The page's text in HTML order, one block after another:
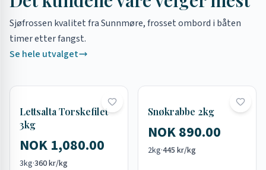
Sjøfrossen kvalitet fra Sunnmøre, frosset ombord i båten
timer etter fangst.
Se hele utvalget
Lettsalta Torskefilet
3kg
NOK 1,080.00
3kg·360 kr/kg
Snøkrabbe 2kg
NOK 890.00
2kg·445 kr/kg